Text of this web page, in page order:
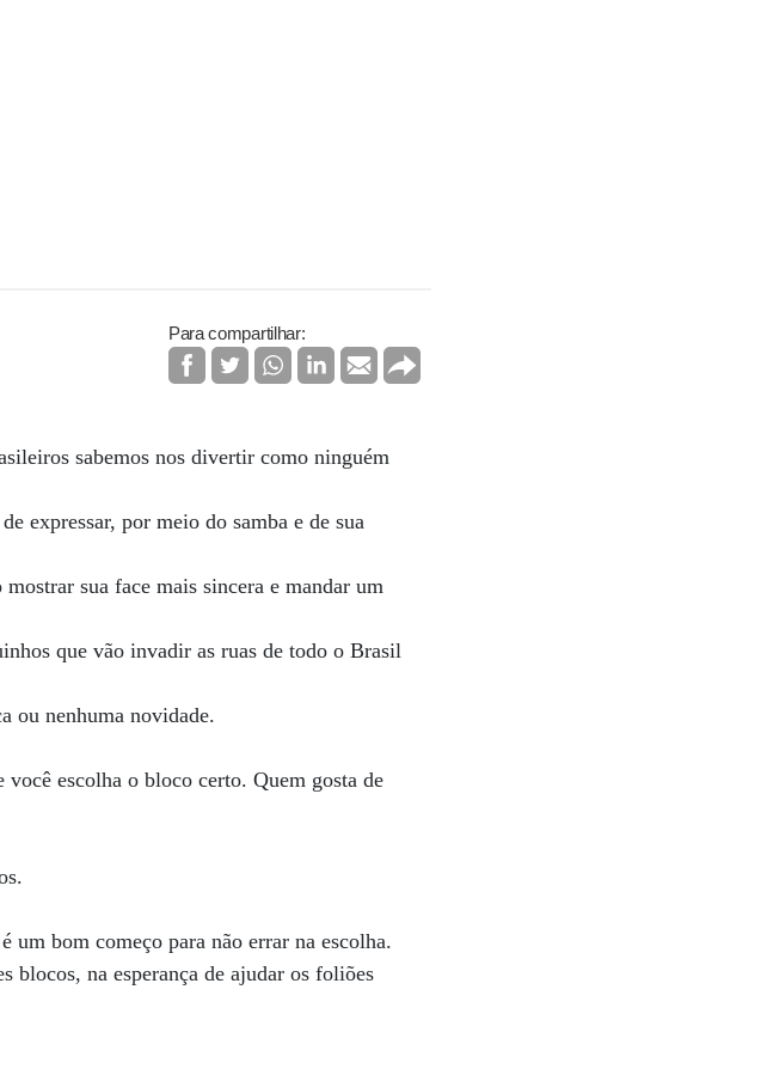
Para compartilhar:
sabemos nos divertir como ninguém
expressar, por meio do samba e de sua
sua face mais sincera e mandar um
que vão invadir as ruas de todo o Brasil
ou nenhuma novidade.
escolha o bloco certo. Quem gosta de
um bom começo para não errar na escolha.
blocos, na esperança de ajudar os foliões